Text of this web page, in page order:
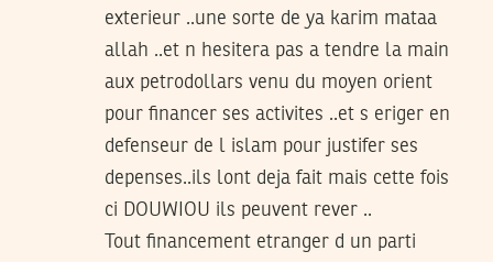
exterieur ..une sorte de ya karim mataa
allah ..et n hesitera pas a tendre la main
aux petrodollars venu du moyen orient
pour financer ses activites ..et s eriger en
defenseur de l islam pour justifer ses
depenses..ils lont deja fait mais cette fois
ci DOUWIOU ils peuvent rever ..
Tout financement etranger d un parti